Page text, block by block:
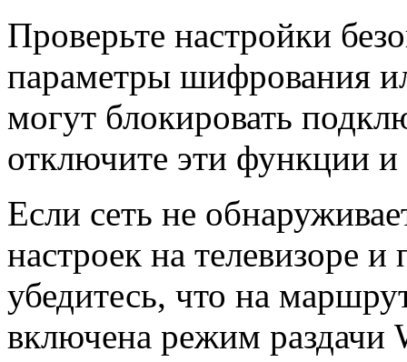
Проверьте настройки
параметры шифрования
могут блокировать
отключите эти функции и
Если сеть не
настроек на телевизоре
убедитесь, что на
включена режим раздачи